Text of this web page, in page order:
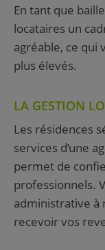
En tant que
locataires un
agréable, ce qui
plus élevés.
LA GESTION
Les résidences
services d’une
permet de
professionnels.
administrative à
recevoir vos